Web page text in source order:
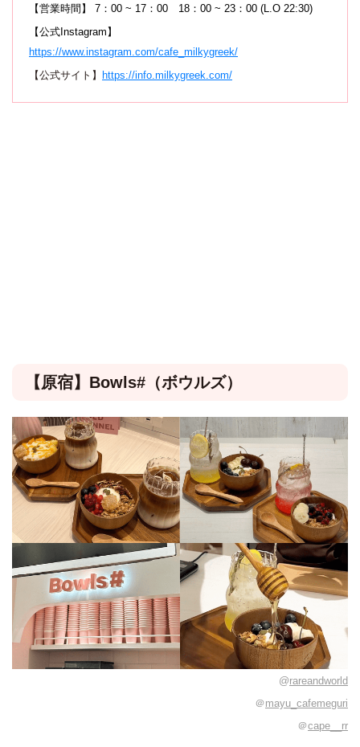
【営業時間】 7：00 ~ 17：00 18：00 ~ 23：00 (L.O 22:30)
【公式Instagram】
https://www.instagram.com/cafe_milkygreek/
【公式サイト】
https://info.milkygreek.com/
【原宿】Bowls#（ボウルズ）
@rareandworld
＠mayu_cafemeguri
＠cape__rr